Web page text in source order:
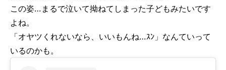
この姿…まるで泣いて拗ねてしまった子どもみたいです
よね。
「オヤツくれないなら、いいもんね…ｽﾝ」なんていって
いるのかも。